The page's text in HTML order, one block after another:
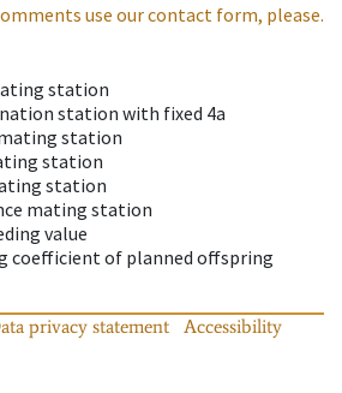
use our contact form, please.
station
station with fixed 4a
station
station
station
mating station
value
coefficient of planned offspring
privacy statement
Accessibility